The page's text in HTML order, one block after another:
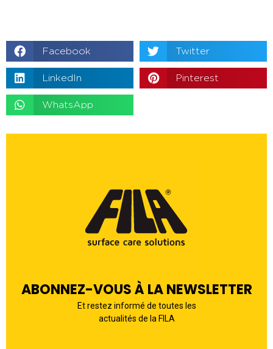
Facebook Twitter
LinkedIn Pinterest
WhatsApp
ABONNEZ-VOUS À LA NEWSLETTER
Et restez informé de toutes les
actualités de la FILA